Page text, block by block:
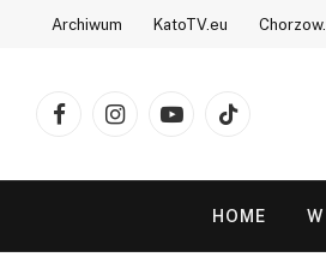
Archiwum KatoTV.eu
FacebookInstagramYouTubeTikTok
HOME